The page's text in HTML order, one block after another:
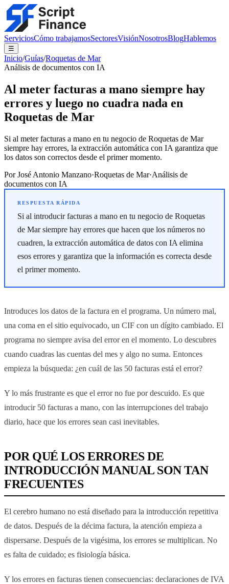
ServiciosCómo trabajamosSectoresVisiónNosotrosBlogHablemos
☰
Inicio/Guías/Roquetas de Mar
Análisis de documentos con IA
Al meter facturas a mano siempre hay
errores y luego no cuadra nada en
Roquetas de Mar
Si al meter facturas a mano en tu negocio de Roquetas de Mar
siempre hay errores, la extracción automática con IA garantiza que
los datos son correctos desde el primer momento.
PorJosé Antonio Manzano·Roquetas de Mar·Análisis de
documentos con IA
Si al introducir facturas a mano en tu negocio de Roquetas
de Mar siempre hay errores que hacen que los números no
cuadren, la extracción automática de datos con IA elimina
esos errores y garantiza que la información es correcta desde
el primer momento.
Introduces los datos de la factura en el programa. Un número mal,
una coma en el sitio equivocado, un CIF con un dígito cambiado. El
programa no siempre avisa del error en el momento. Lo descubres
cuando cuadras las cuentas del mes y algo no suma. Entonces
empieza la búsqueda: ¿en cuál de las 50 facturas está el error?
Y lo más frustrante es que el error no fue por descuido. Es que
introducir 50 facturas a mano, con las interrupciones del trabajo
diario, hace que los errores sean casi inevitables.
POR QUÉ LOS ERRORES DE
INTRODUCCIÓN MANUAL SON TAN
FRECUENTES
El cerebro humano no está diseñado para la introducción repetitiva
de datos. Después de la décima factura, la atención empieza a
dispersarse. Después de la vigésima, los errores se multiplican. No
es falta de cuidado; es fisiología básica.
Y los errores en facturas tienen consecuencias: declaraciones de IVA